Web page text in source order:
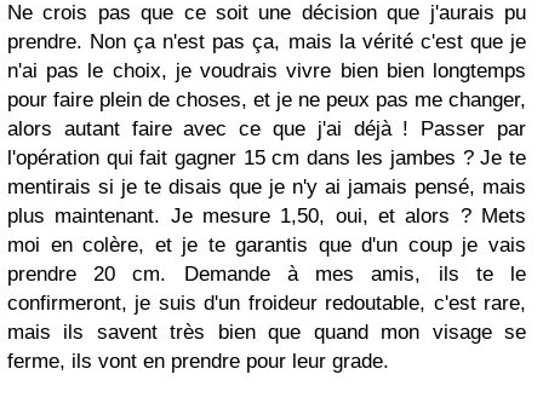
Ne crois pas que ce soit une décision que j'aurais pu
prendre. Non ça n'est pas ça, mais la vérité c'est que je
n'ai pas le choix, je voudrais vivre bien bien longtemps
pour faire plein de choses, et je ne peux pas me changer,
alors autant faire avec ce que j'ai déjà ! Passer par
l'opération qui fait gagner 15 cm dans les jambes ? Je te
mentirais si je te disais que je n'y ai jamais pensé, mais
plus maintenant. Je mesure 1,50, oui, et alors ? Mets
moi en colère, et je te garantis que d'un coup je vais
prendre 20 cm. Demande à mes amis, ils te le
confirmeront, je suis d'un froideur redoutable, c'est rare,
mais ils savent très bien que quand mon visage se
ferme, ils vont en prendre pour leur grade.